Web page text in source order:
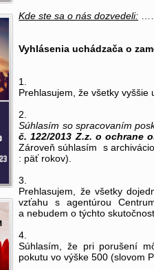
Kde ste sa o nás dozvedeli:
Vyhlásenia uchádzača o
1.
Prehlasujem, že všetky vyššie
2.
Súhlasím so spracovaním
č. 122/2013 Z.z. o ochrane
Zároveň súhlasím s
: päť rokov).
3.
Prehlasujem, že všetky
vzťahu s agentúrou
a nebudem o týchto
4.
Súhlasím, že pri porušení
pokutu vo výške 500 (slovom